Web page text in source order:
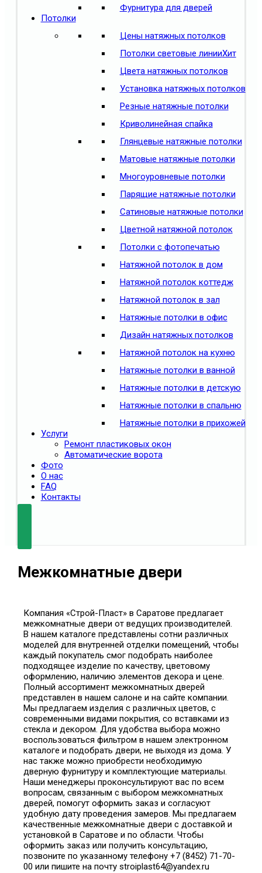
Фурнитура для дверей
Потолки
Цены натяжных потолков
Потолки световые линииХит
Цвета натяжных потолков
Установка натяжных потолков
Резные натяжные потолки
Криволинейная спайка
Глянцевые натяжные потолки
Матовые натяжные потолки
Многоуровневые потолки
Парящие натяжные потолки
Сатиновые натяжные потолки
Цветной натяжной потолок
Потолки с фотопечатью
Натяжной потолок в дом
Натяжной потолок коттедж
Натяжной потолок в зал
Натяжные потолки в офис
Дизайн натяжных потолков
Натяжной потолок на кухню
Натяжные потолки в ванной
Натяжные потолки в детскую
Натяжные потолки в спальню
Натяжные потолки в прихожей
Услуги
Ремонт пластиковых окон
Автоматические ворота
Фото
О нас
FAQ
Контакты
Межкомнатные двери
Компания «Строй-Пласт» в Саратове предлагает
межкомнатные двери от ведущих производителей.
В нашем каталоге представлены сотни различных
моделей для внутренней отделки помещений, чтобы
каждый покупатель смог подобрать наиболее
подходящее изделие по качеству, цветовому
оформлению, наличию элементов декора и цене.
Полный ассортимент межкомнатных дверей
представлен в нашем салоне и на сайте компании.
Мы предлагаем изделия с различных цветов, с
современными видами покрытия, со вставками из
стекла и декором. Для удобства выбора можно
воспользоваться фильтром в нашем электронном
каталоге и подобрать двери, не выходя из дома. У
нас также можно приобрести необходимую
дверную фурнитуру и комплектующие материалы.
Наши менеджеры проконсультируют вас по всем
вопросам, связанным с выбором межкомнатных
дверей, помогут оформить заказ и согласуют
удобную дату проведения замеров. Мы предлагаем
качественные межкомнатные двери с доставкой и
установкой в Саратове и по области. Чтобы
оформить заказ или получить консультацию,
позвоните по указанному телефону +7 (8452) 71-70-
00 или пишите на почту stroiplast64@yandex.ru